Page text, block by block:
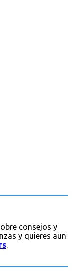
consejos y
y quieres aun
.